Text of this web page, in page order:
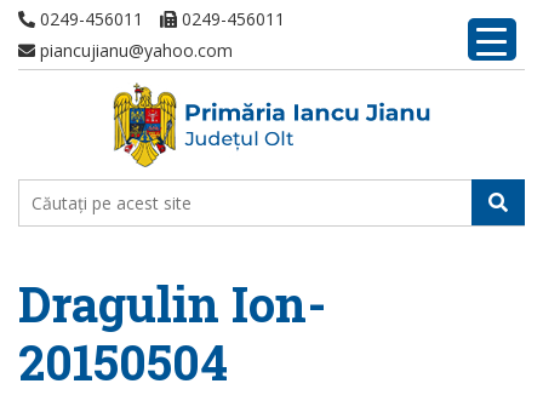
0249-456011
0249-456011
piancujianu@yahoo.com
Dragulin Ion-
20150504